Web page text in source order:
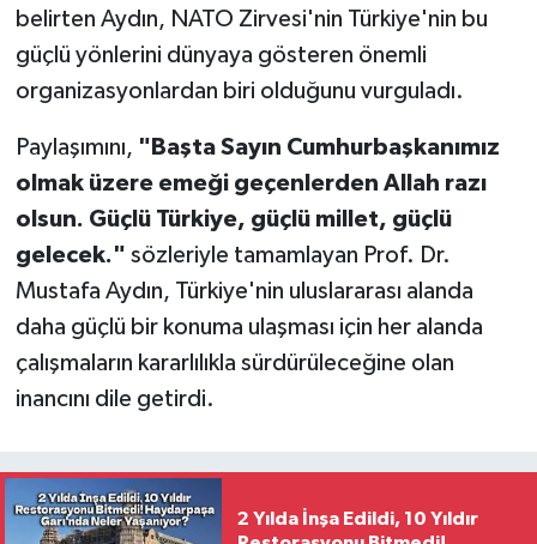
belirten Aydın, NATO Zirvesi'nin Türkiye'nin bu
güçlü yönlerini dünyaya gösteren önemli
organizasyonlardan biri olduğunu vurguladı.
Paylaşımını, "Başta Sayın Cumhurbaşkanımız
olmak üzere emeği geçenlerden Allah razı
olsun. Güçlü Türkiye, güçlü millet, güçlü
gelecek." sözleriyle tamamlayan Prof. Dr.
Mustafa Aydın, Türkiye'nin uluslararası alanda
daha güçlü bir konuma ulaşması için her alanda
çalışmaların kararlılıkla sürdürüleceğine olan
inancını dile getirdi.
2 Yılda İnşa Edildi, 10 Yıldır